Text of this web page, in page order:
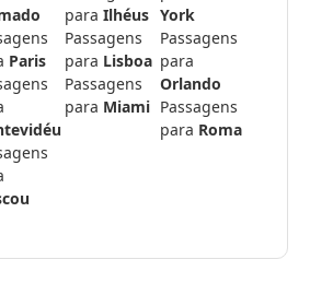
Paris
para Ilhéus
Passagens
para Lisboa
Passagens
para Miami
York
Passagens
para
Orlando
Passagens
para Roma